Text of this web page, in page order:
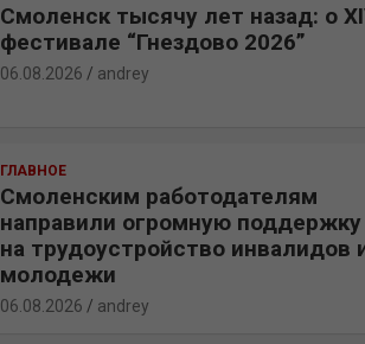
Смоленск тысячу лет назад: о
фестивале “Гнездово 2026”
06.08.2026 andrey
ГЛАВНОЕ
Смоленским работодателям
направили огромную поддержку
на трудоустройство инвалидов
молодежи
06.08.2026 andrey